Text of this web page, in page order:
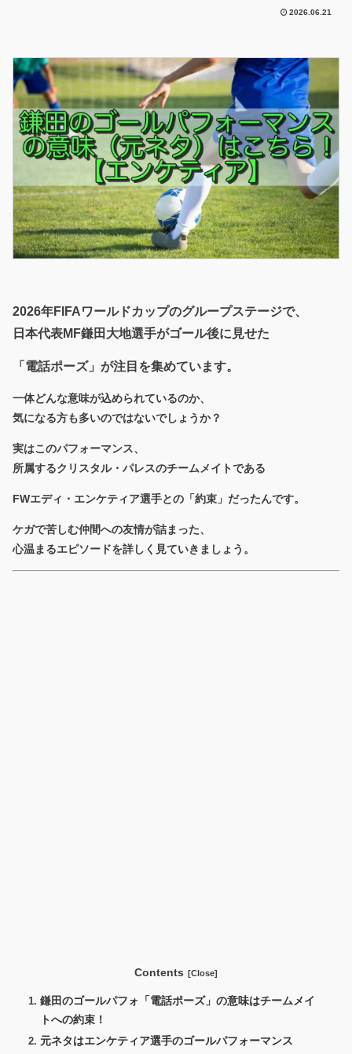
2026.06.21
2026年FIFAワールドカップのグループステージで、
日本代表MF鎌田大地選手がゴール後に見せた
「電話ポーズ」が注目を集めています。
一体どんな意味が込められているのか、
気になる方も多いのではないでしょうか？
実はこのパフォーマンス、
所属するクリスタル・パレスのチームメイトである
FWエディ・エンケティア選手との「約束」だったんです。
ケガで苦しむ仲間への友情が詰まった、
心温まるエピソードを詳しく見ていきましょう。
Contents
鎌田のゴールパフォ「電話ポーズ」の意味はチームメイ
トへの約束！
元ネタはエンケティア選手のゴールパフォーマンス